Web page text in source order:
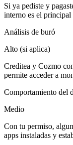
Si ya pediste y
interno es el
Análisis de buró
Alto (si aplica)
Creditea y Cozmo
permite acceder a
Comportamiento del
Medio
Con tu permiso,
apps instaladas y